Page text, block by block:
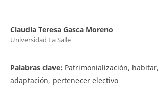
Claudia Teresa Gasca Moreno
Universidad La Salle
Palabras clave: Patrimonialización,
adaptación, pertenecer electivo